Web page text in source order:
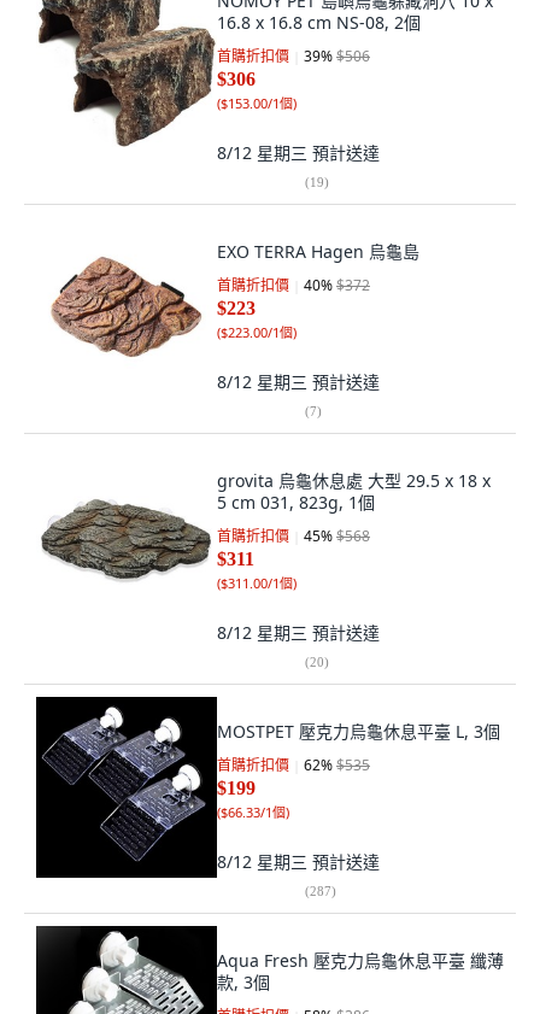
16.8 x 16.8 cm NS-08, 2個
首購折扣價 39%$506
$306
($153.00/1個)
8/12 星期三 預計送達
(19)
EXO TERRA Hagen 烏龜島
首購折扣價 40%$372
$223
($223.00/1個)
8/12 星期三 預計送達
(7)
grovita 烏龜休息處 大型 29.5 x 18 x
5 cm 031, 823g, 1個
首購折扣價 45%$568
$311
($311.00/1個)
8/12 星期三 預計送達
(20)
MOSTPET 壓克力烏龜休息平臺 L, 3個
首購折扣價 62%$535
$199
($66.33/1個)
8/12 星期三 預計送達
(287)
Aqua Fresh 壓克力烏龜休息平臺 纖薄
款, 3個